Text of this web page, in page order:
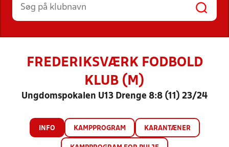
FREDERIKSVÆRK FODBOLD
KLUB (M)
Ungdomspokalen U13 Drenge 8:8 (11) 23/24
INFO KAMPPROGRAM KARANTÆNER